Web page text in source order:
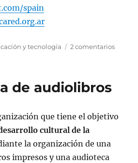
spain
y tecnología 2 comentariosen
de audiolibros
que tiene el objetivo
cultural de la
la organización de una
impresos y una audioteca